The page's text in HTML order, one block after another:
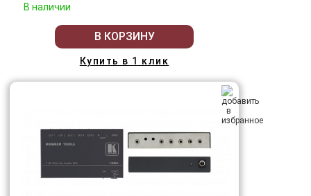
В наличии
В КОРЗИНУ
Купить в 1 клик